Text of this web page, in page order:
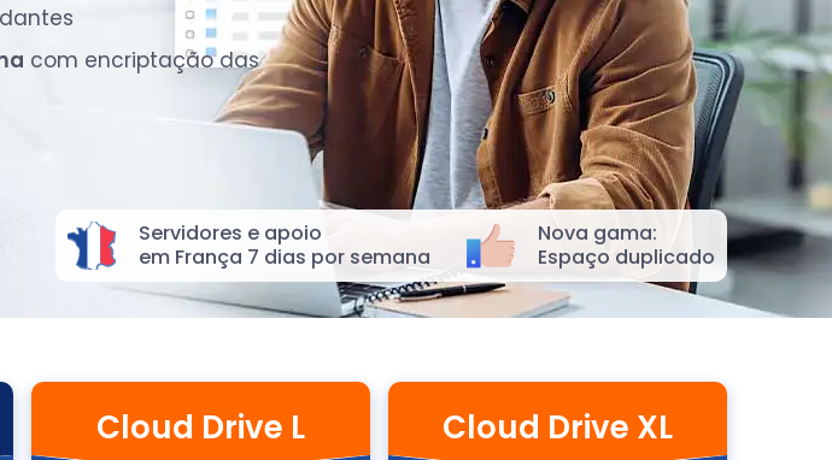
com encriptação das
Servidores e apoio
em França 7 dias por semana
Nova gama:
Espaço duplicado
Cloud Drive L Cloud Drive XL